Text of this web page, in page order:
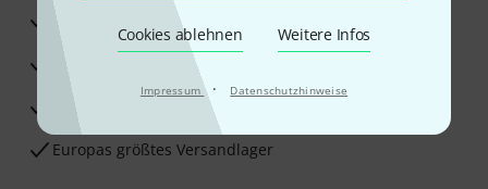
Cookies ablehnen Weitere Infos
Impressum · Datenschutzhinweise
Beratung durch Fachexperten
Zufriedenheitsgarantie
Europas größtes Versandlager